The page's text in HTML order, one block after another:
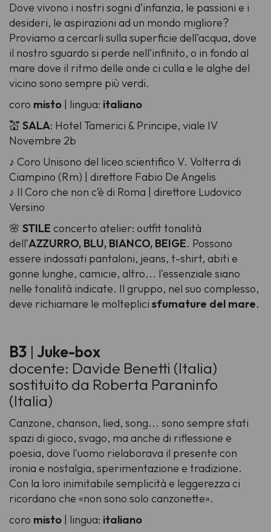
Dove vivono i nostri sogni d’infanzia, le passioni e i
desideri, le aspirazioni ad un mondo migliore?
Proviamo a cercarli sulla superficie dell'acqua, dove
il nostro sguardo si perde nell’infinito, o in fondo al
mare dove il ritmo delle onde ci culla e le alghe del
vicino sono sempre più verdi.
coro misto | lingua: italiano
💒 SALA: Hotel Tamerici & Principe, viale IV
Novembre 2b
♪ Coro Unisono del liceo scientifico V. Volterra di
Ciampino (Rm) | direttore Fabio De Angelis
♪ Il Coro che non c’è di Roma | direttore Ludovico
Versino
🌸 STILE concerto atelier: outfit tonalità
dell’AZZURRO, BLU, BIANCO, BEIGE. Possono
essere indossati pantaloni, jeans, t-shirt, abiti e
gonne lunghe, camicie, altro... l'essenziale siano
nelle tonalità indicate. Il gruppo, nel suo complesso,
deve richiamare le molteplici sfumature del mare.
B3 | Juke-box
docente: Davide Benetti (Italia)
sostituito da Roberta Paraninfo
(Italia)
Canzone, chanson, lied, song... sono sempre stati
spazi di gioco, svago, ma anche di riflessione e
poesia, dove l'uomo rielaborava il presente con
ironia e nostalgia, sperimentazione e tradizione.
Con la loro inimitabile semplicità e leggerezza ci
ricordano che «non sono solo canzonette».
coro misto | lingua: italiano